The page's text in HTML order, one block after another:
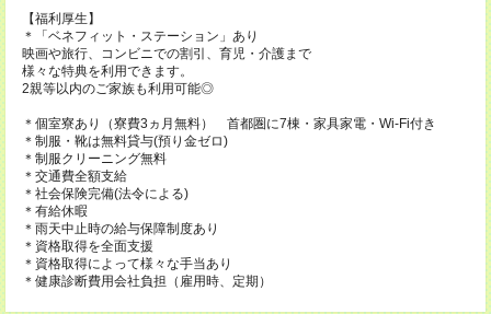
【福利厚生】
＊「ベネフィット・ステーション」あり
映画や旅行、コンビニでの割引、育児・介護まで
様々な特典を利用できます。
2親等以内のご家族も利用可能◎
＊個室寮あり（寮費3ヵ月無料） 首都圏に7棟・家具家電・Wi-Fi付き
＊制服・靴は無料貸与(預り金ゼロ)
＊制服クリーニング無料
＊交通費全額支給
＊社会保険完備(法令による)
＊有給休暇
＊雨天中止時の給与保障制度あり
＊資格取得を全面支援
＊資格取得によって様々な手当あり
＊健康診断費用会社負担（雇用時、定期）